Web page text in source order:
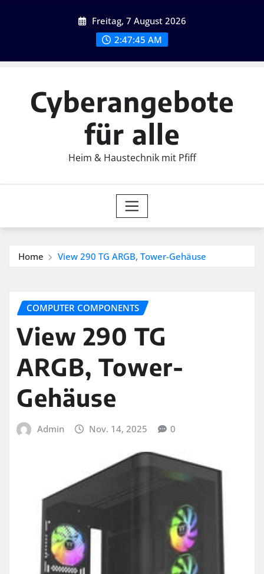
Freitag, 7 August 2026
2:47:46 AM
Cyberangebote
für alle
Heim & Haustechnik mit Pfiff
Home View 290 TG ARGB, Tower-Gehäuse
COMPUTER COMPONENTS
View 290 TG
ARGB, Tower-
Gehäuse
Admin Nov. 14, 2025 0